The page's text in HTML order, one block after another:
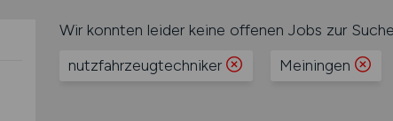
Wir konnten leider keine offenen Jobs zur
nutzfahrzeugtechniker
Meiningen